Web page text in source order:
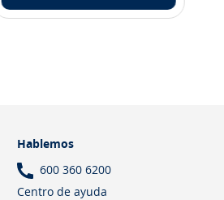
Hablemos
600 360 6200
Centro de ayuda